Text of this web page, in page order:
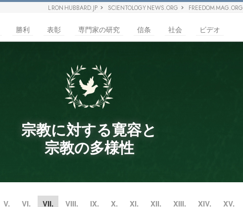
L RON HUBBARD.JP SCIENTOLOGY NEWS.ORG FREEDOM MAG.ORG
勝利 表彰 専門家の研究 信条 社会 ビデオ
宗教に対する寛容と
宗教の多様性
V. VI. VII. VIII. IX. X. XI. XII. XIII. XIV. XV.